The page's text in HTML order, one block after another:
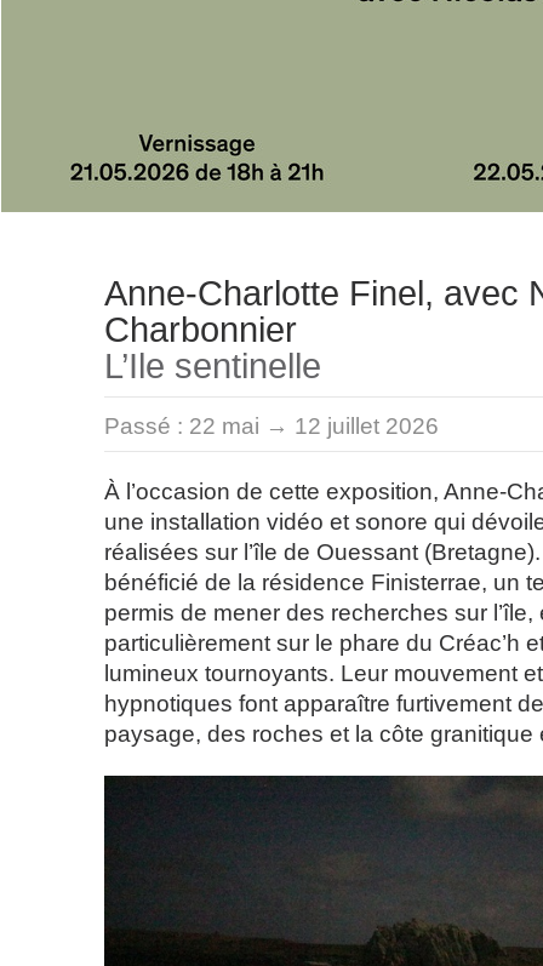
Anne-Charlotte Finel, avec
Charbonnier
L’Ile sentinelle
Passé : 22 mai → 12 juillet 2026
À l’occasion de cette exposition, Anne-
une installation vidéo et sonore qui
réalisées sur l’île de Ouessant
bénéficié de la résidence Finisterrae, un
permis de mener des recherches sur l’île,
particulièrement sur le phare du Créac’h
lumineux tournoyants. Leur mouvement
hypnotiques font apparaître furtivement
paysage, des roches et la côte granitique